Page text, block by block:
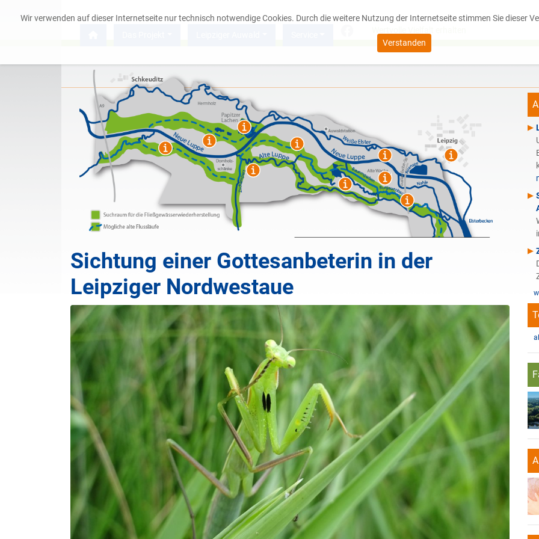
Wir verwenden auf dieser Internetseite nur technisch notwendige Cookies. Durch die weitere Nutzung der Internetseite stimmen Sie dieser
Verstanden
Leipziger Auwald
Sichtung einer Gottesanbeterin in der
Leipziger Nordwestaue